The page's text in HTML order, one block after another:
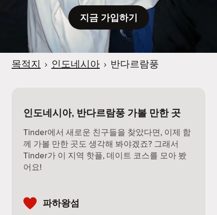
지금 가입하기
목적지 › 인도네시아 › 반다르람풍
인도네시아, 반다르람풍 가볼 만한 곳
Tinder에서 새로운 친구들을 찾았다면, 이제 함
께 가볼 만한 곳도 생각해 봐야겠죠? 그래서
Tinder가 이 지역 핫플, 데이트 코스를 모아 봤
어요!
파하왕섬